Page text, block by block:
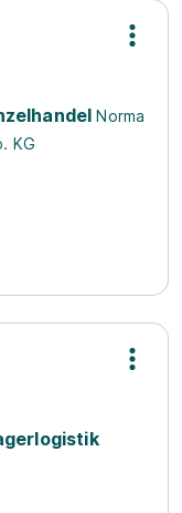
Norma
KG